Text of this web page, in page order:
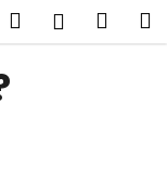
Hľadať